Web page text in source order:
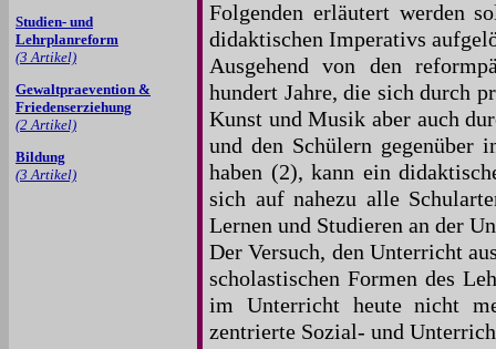
Studien- und
Lehrplanreform
(3 Artikel)
Gewaltpraevention &
Friedenserziehung
(2 Artikel)
Bildung
(3 Artikel)
Folgenden erläutert werden
didaktischen Imperativs
Ausgehend von den
hundert Jahre, die sich durch
Kunst und Musik aber auch
und den Schülern gegenüber
haben (2), kann ein
sich auf nahezu alle
Lernen und Studieren an der
Der Versuch, den Unterricht
scholastischen Formen des
im Unterricht heute nicht
zentrierte Sozial- und